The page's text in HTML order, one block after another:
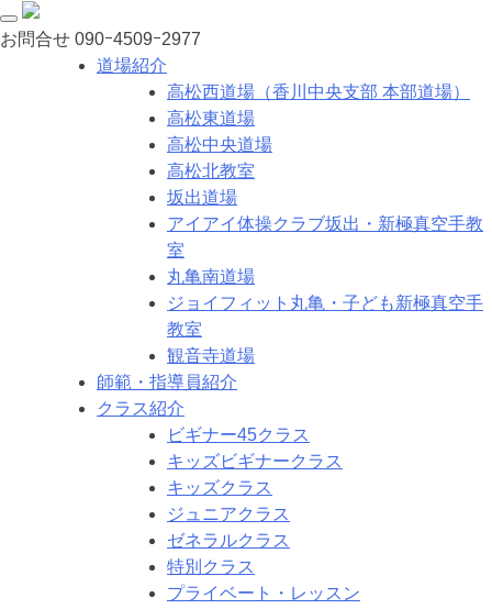
お問合せ 090ｰ4509ｰ2977
道場紹介
高松西道場（香川中央支部 本部道場）
高松東道場
高松中央道場
高松北教室
坂出道場
アイアイ体操クラブ坂出・新極真空手教
室
丸亀南道場
ジョイフィット丸亀・子ども新極真空手
教室
観音寺道場
師範・指導員紹介
クラス紹介
ビギナー45クラス
キッズビギナークラス
キッズクラス
ジュニアクラス
ゼネラルクラス
特別クラス
プライベート・レッスン